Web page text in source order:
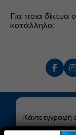
δεν περιέχει
Για ποια δίκτυα
κατάλληλο;
Κάντε εγγραφή